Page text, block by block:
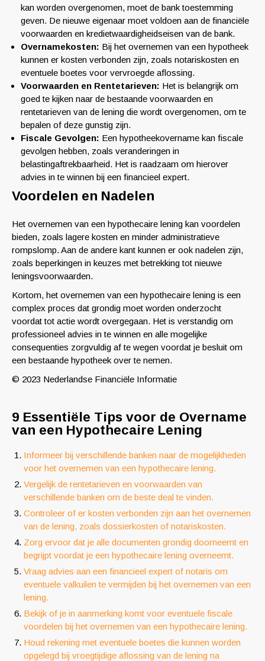
kan worden overgenomen, moet de bank toestemming
geven. De nieuwe eigenaar moet voldoen aan de financiële
voorwaarden en kredietwaardigheidseisen van de bank.
Overnamekosten: Bij het overnemen van een hypotheek
kunnen er kosten verbonden zijn, zoals notariskosten en
eventuele boetes voor vervroegde aflossing.
Voorwaarden en Rentetarieven: Het is belangrijk om
goed te kijken naar de bestaande voorwaarden en
rentetarieven van de lening die wordt overgenomen, om te
bepalen of deze gunstig zijn.
Fiscale Gevolgen: Een hypotheekovername kan fiscale
gevolgen hebben, zoals veranderingen in
belastingaftrekbaarheid. Het is raadzaam om hierover
advies in te winnen bij een financieel expert.
Voordelen en Nadelen
Het overnemen van een hypothecaire lening kan voordelen
bieden, zoals lagere kosten en minder administratieve
rompslomp. Aan de andere kant kunnen er ook nadelen zijn,
zoals beperkingen in keuzes met betrekking tot nieuwe
leningsvoorwaarden.
Kortom, het overnemen van een hypothecaire lening is een
complex proces dat grondig moet worden onderzocht
voordat tot actie wordt overgegaan. Het is verstandig om
professioneel advies in te winnen en alle mogelijke
consequenties zorgvuldig af te wegen voordat je besluit om
een bestaande hypotheek over te nemen.
© 2023 Nederlandse Financiële Informatie
9 Essentiële Tips voor de Overname
van een Hypothecaire Lening
Informeer bij verschillende banken naar de mogelijkheden
voor het overnemen van een hypothecaire lening.
Vergelijk de rentetarieven en voorwaarden van
verschillende banken om de beste deal te vinden.
Controleer of er kosten verbonden zijn aan het overnemen
van de lening, zoals dossierkosten of notariskosten.
Zorg ervoor dat je alle documenten grondig doorneemt en
begrijpt voordat je een hypothecaire lening overneemt.
Vraag advies aan een financieel expert of notaris om
eventuele valkuilen te vermijden bij het overnemen van een
lening.
Bekijk of je in aanmerking komt voor eventuele fiscale
voordelen bij het overnemen van een hypothecaire lening.
Houd rekening met eventuele boetes die kunnen worden
opgelegd bij vroegtijdige aflossing van de lening na